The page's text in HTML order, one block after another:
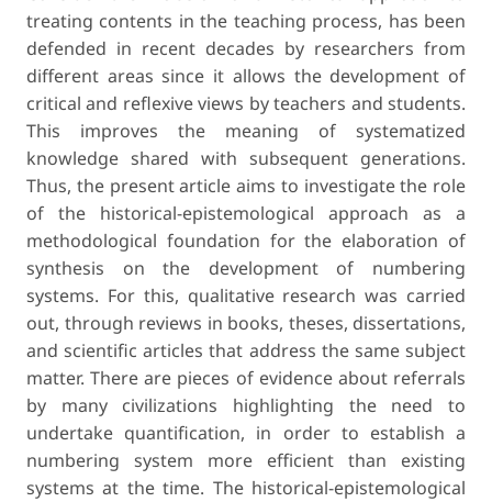
treating contents in the teaching pro­cess, has been
defended in recent decades by researchers from
different areas since it allows the development of
critical and reflexive views by teachers and students.
This improves the meaning of systematized
knowledge shared with subsequent generations.
Thus, the present article aims to investigate the role
of the historical-epistemological approach as a
methodological foundation for the elaboration of
synthesis on the devel­opment of numbering
systems. For this, qualitative research was carried
out, through reviews in books, theses, dissertations,
and scientific articles that address the same subject
matter. There are pieces of evidence about referrals
by many civilizations highlighting the need to
undertake quantification, in order to establish a
numbering system more efficient than existing
systems at the time. The historical-epistemological